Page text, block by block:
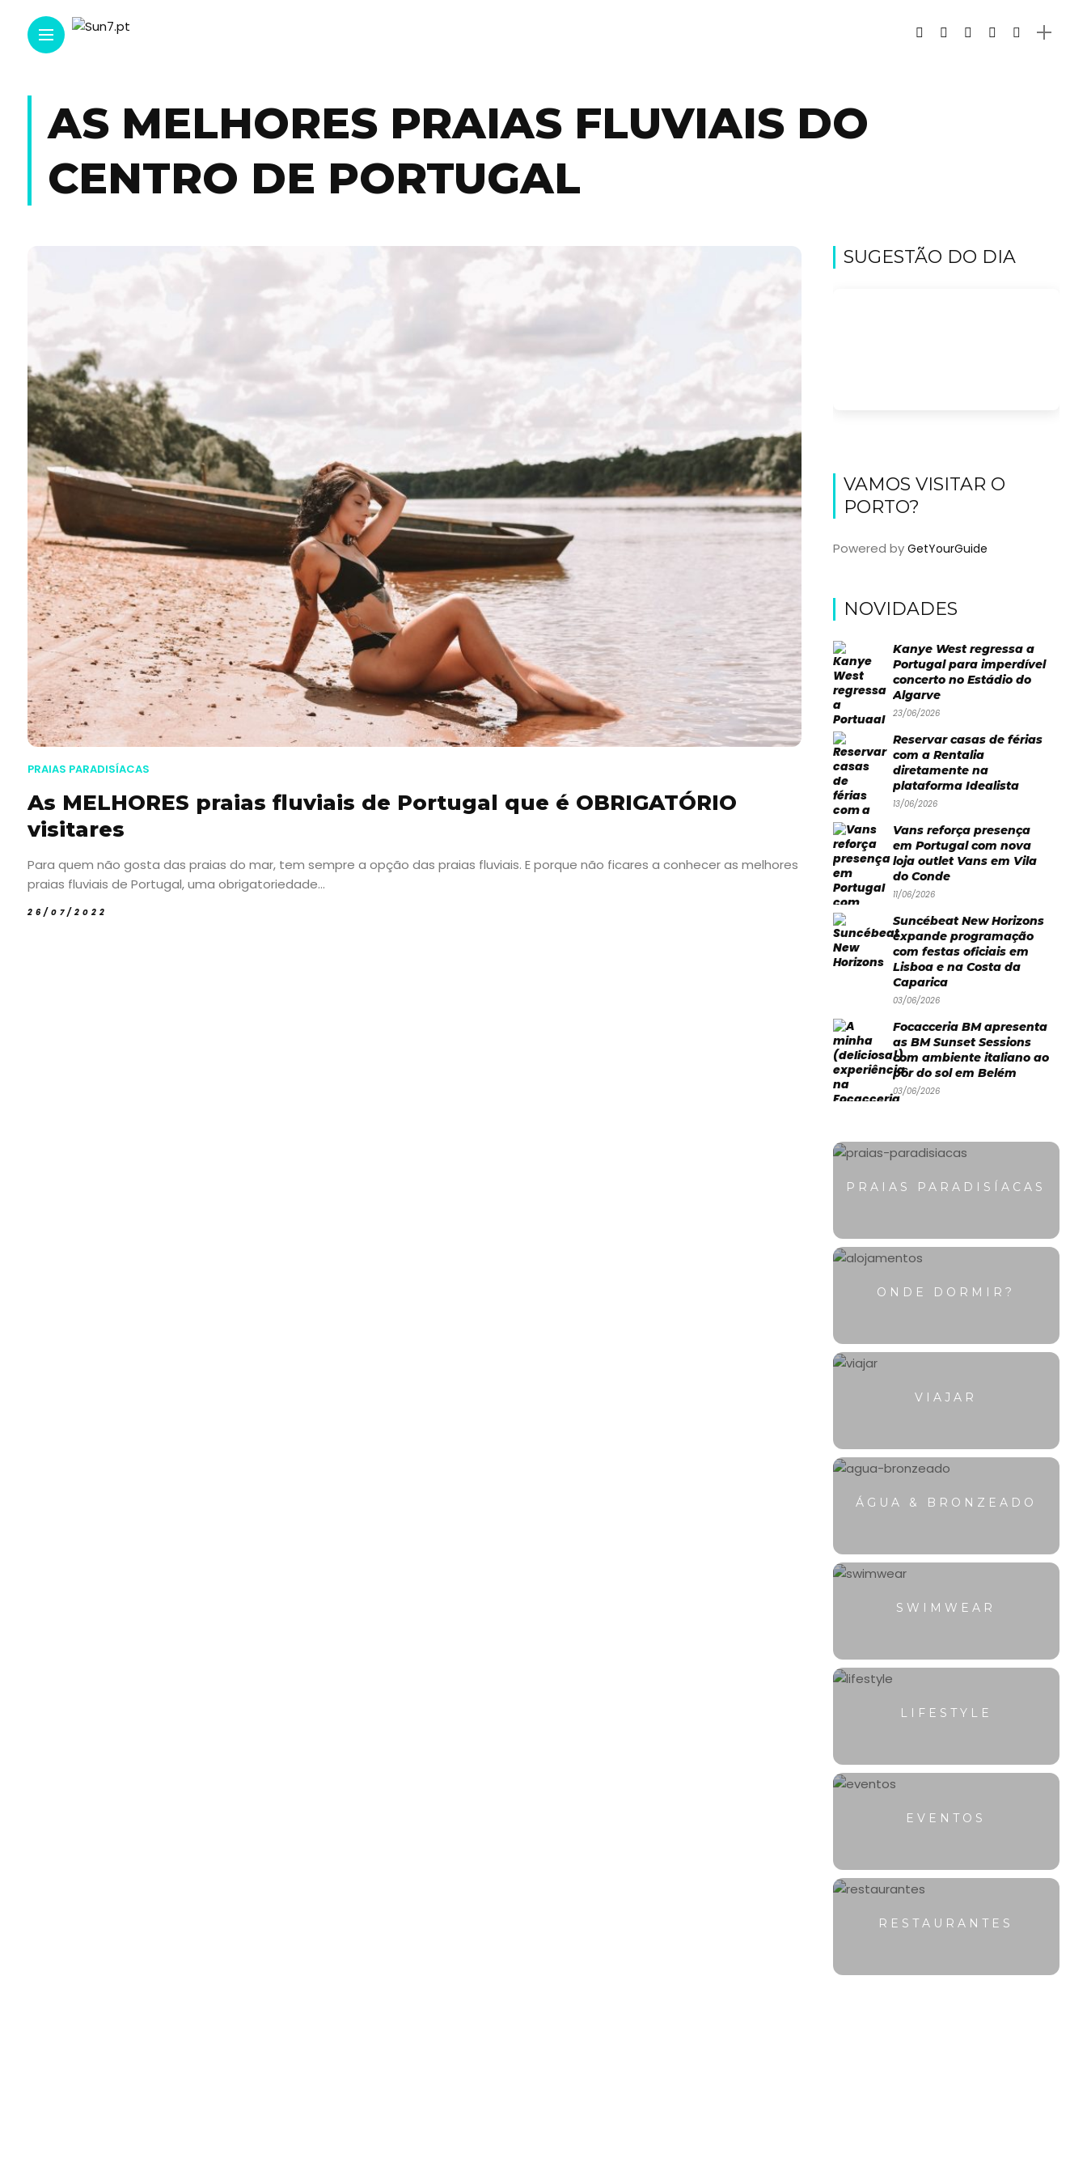
AS MELHORES PRAIAS FLUVIAIS DO
CENTRO DE PORTUGAL
PRAIAS PARADISÍACAS
As MELHORES praias fluviais de Portugal que é OBRIGATÓRIO
visitares
Para quem não gosta das praias do mar, tem sempre a opção das praias fluviais. E porque não ficares a conhecer as melhores
praias fluviais de Portugal, uma obrigatoriedade...
26/07/2022
SUGESTÃO DO DIA
VAMOS VISITAR O
PORTO?
Powered by GetYourGuide
NOVIDADES
Kanye West regressa a
Portugal para imperdível
concerto no Estádio do
Algarve
23/06/2026
Reservar casas de férias
com a Rentalia
diretamente na
plataforma Idealista
13/06/2026
Vans reforça presença
em Portugal com nova
loja outlet Vans em Vila
do Conde
11/06/2026
Suncébeat New Horizons
expande programação
com festas oficiais em
Lisboa e na Costa da
Caparica
03/06/2026
Focacceria BM apresenta
as BM Sunset Sessions
com ambiente italiano ao
pôr do sol em Belém
03/06/2026
PRAIAS PARADISÍACAS
ONDE DORMIR?
VIAJAR
ÁGUA & BRONZEADO
SWIMWEAR
LIFESTYLE
EVENTOS
RESTAURANTES